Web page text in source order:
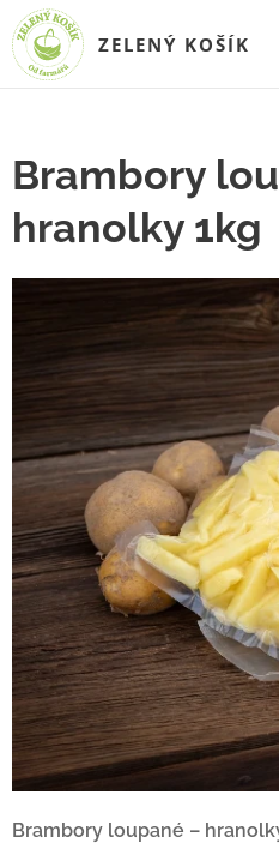
ZELENÝ KOŠÍK
Brambory
hranolky 1kg
Brambory loupané –